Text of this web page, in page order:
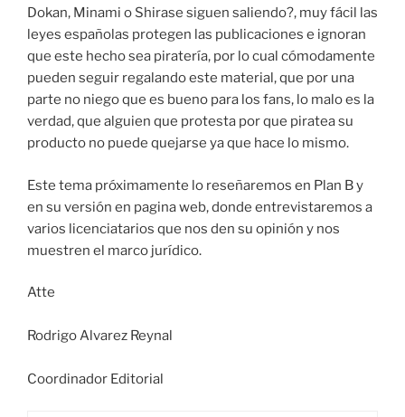
Dokan, Minami o Shirase siguen saliendo?, muy fácil las
leyes españolas protegen las publicaciones e ignoran
que este hecho sea piratería, por lo cual cómodamente
pueden seguir regalando este material, que por una
parte no niego que es bueno para los fans, lo malo es la
verdad, que alguien que protesta por que piratea su
producto no puede quejarse ya que hace lo mismo.
Este tema próximamente lo reseñaremos en Plan B y
en su versión en pagina web, donde entrevistaremos a
varios licenciatarios que nos den su opinión y nos
muestren el marco jurídico.
Atte
Rodrigo Alvarez Reynal
Coordinador Editorial